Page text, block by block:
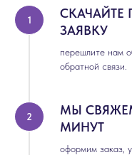
СКАЧАЙТЕ
ЗАЯВКУ
перешлите нам
обратной связи.
МЫ
МИНУТ
оформим заказ,